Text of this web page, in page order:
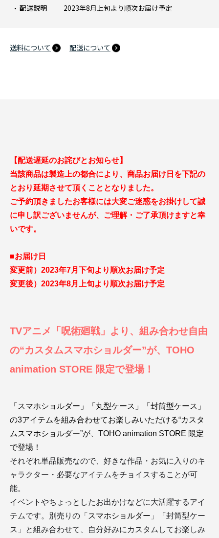
配送説明
2023年8月上旬より順次お届け予定
送料について 配送について
【配送遅延のお詫びとお知らせ】
当該商品は製造上の都合により、商品お届け日を下記の
とおり延期させて頂くこととなりました。
ご予約頂きましたお客様には大変ご迷惑をお掛けして誠
に申し訳ございませんが、ご理解・ご了承頂けますと幸
いです。
■お届け日
変更前）2023年7月下旬より順次お届け予定
変更後）2023年8月上旬より順次お届け予定
TVアニメ「呪術廻戦」より、組み合わせ自由
の“カスタムスマホショルダー”が、TOHO
animation STORE 限定で登場！
「スマホショルダー」「丸型ケース」「封筒型ケース」
の3アイテムを組み合わせてお楽しみいただける“カスタ
ムスマホショルダー”が、TOHO animation STORE 限定
で登場！
それぞれ単品販売なので、好きな作品・お気に入りのキ
ャラクター・必要なアイテムをチョイスすることが可
能。
イベントやちょっとしたお出かけなどに大活躍するアイ
テムです。別売りの「 スマホショルダー 」「封筒型ケー
ス」と組み合わせて、自分好みにカスタムしてお楽しみ